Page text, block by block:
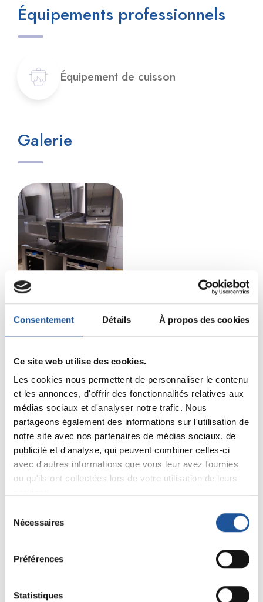
Consentement Détails À propos des cookies
Ce site web utilise des cookies.
Les cookies nous permettent de personnaliser le contenu
et les annonces, d'offrir des fonctionnalités relatives aux
médias sociaux et d'analyser notre trafic. Nous
partageons également des informations sur l'utilisation de
notre site avec nos partenaires de médias sociaux, de
publicité et d'analyse, qui peuvent combiner celles-ci
avec d'autres informations que vous leur avez fournies
ou qu'ils ont collectées lors de votre utilisation de leurs
Nécessaires
Préférences
Statistiques
Équipements professionnels
Équipement de cuisson
Galerie
Partagez sur :
Autres réalisations
équipement de cuisson
Installation d'une rôtissoire à
balancelle et d'une hotte sur
mesure
marque Rational chez un traiteur